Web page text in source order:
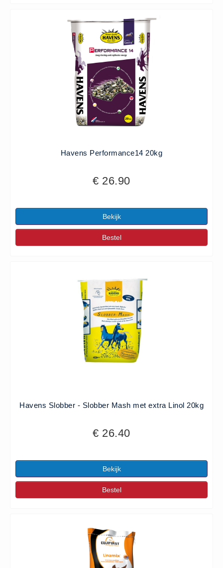
Havens Performance14 20kg
€ 26.90
Bekijk
Bestel
Havens Slobber - Slobber Mash met extra Linol 20kg
€ 26.40
Bekijk
Bestel